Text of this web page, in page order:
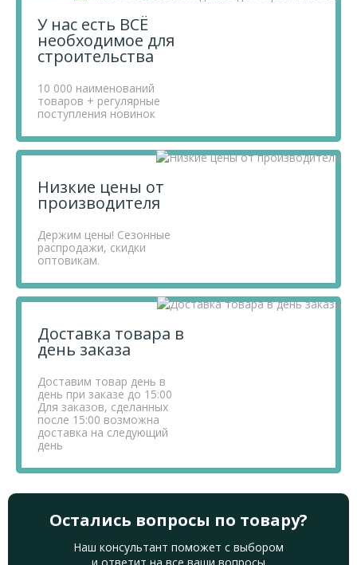
У нас есть ВСЁ
необходимое для
строительства
10 000 наименований
товаров + регулярные
поступления новинок
Низкие цены от
производителя
Держим цены! Сезонные
распродажи, скидки
оптовикам.
Доставка товара в
день заказа
Доставим товар день в
день при заказе до 15:00
Для заказов, сделанных
после 15:00 возможна
доставка на следующий
день
Остались вопросы по товару?
Наш консультант поможет с выбором